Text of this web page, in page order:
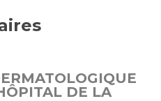
ou de radiologie
DE LA